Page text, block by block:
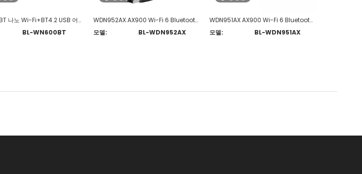
WN600BT 나노 Wi-Fi+BT4.2 USB 어댑터
BL-WN600BT
WDN952AX AX900 Wi-Fi 6 Bluetooth 호환 5.3 고이득 USB 어댑터
모델:
BL-WDN952AX
WDN951AX AX900 Wi-Fi 6 Bluetooth 호환 5.3 USB 어댑터
모델:
BL-WDN951AX